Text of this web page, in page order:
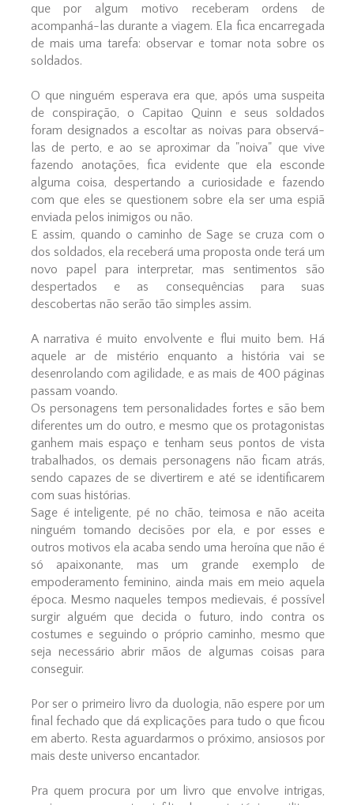
que por algum motivo receberam ordens de
acompanhá-las durante a viagem. Ela fica encarregada
de mais uma tarefa: observar e tomar nota sobre os
soldados.
O que ninguém esperava era que, após uma suspeita
de conspiração, o Capitao Quinn e seus soldados
foram designados a escoltar as noivas para observá-
las de perto, e ao se aproximar da "noiva" que vive
fazendo anotações, fica evidente que ela esconde
alguma coisa, despertando a curiosidade e fazendo
com que eles se questionem sobre ela ser uma espiã
enviada pelos inimigos ou não.
E assim, quando o caminho de Sage se cruza com o
dos soldados, ela receberá uma proposta onde terá um
novo papel para interpretar, mas sentimentos são
despertados e as consequências para suas
descobertas não serão tão simples assim.
A narrativa é muito envolvente e flui muito bem. Há
aquele ar de mistério enquanto a história vai se
desenrolando com agilidade, e as mais de 400 páginas
passam voando.
Os personagens tem personalidades fortes e são bem
diferentes um do outro, e mesmo que os protagonistas
ganhem mais espaço e tenham seus pontos de vista
trabalhados, os demais personagens não ficam atrás,
sendo capazes de se divertirem e até se identificarem
com suas histórias.
Sage é inteligente, pé no chão, teimosa e não aceita
ninguém tomando decisões por ela, e por esses e
outros motivos ela acaba sendo uma heroína que não é
só apaixonante, mas um grande exemplo de
empoderamento feminino, ainda mais em meio aquela
época. Mesmo naqueles tempos medievais, é possível
surgir alguém que decida o futuro, indo contra os
costumes e seguindo o próprio caminho, mesmo que
seja necessário abrir mãos de algumas coisas para
conseguir.
Por ser o primeiro livro da duologia, não espere por um
final fechado que dá explicações para tudo o que ficou
em aberto. Resta aguardarmos o próximo, ansiosos por
mais deste universo encantador.
Pra quem procura por um livro que envolve intrigas,